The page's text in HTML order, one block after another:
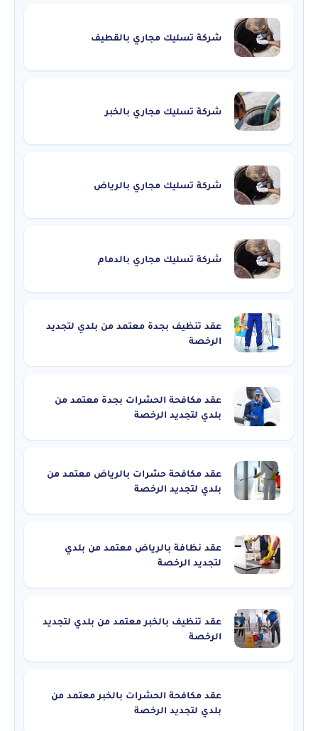
شركة تسليك مجاري بالقطيف
شركة تسليك مجاري بالخبر
شركة تسليك مجاري بالرياض
شركة تسليك مجاري بالدمام
عقد تنظيف بجدة معتمد من بلدي لتجديد
الرخصة
عقد مكافحة الحشرات بجدة معتمد من
بلدي لتجديد الرخصة
عقد مكافحة حشرات بالرياض معتمد من
بلدي لتجديد الرخصة
عقد نظافة بالرياض معتمد من بلدي
لتجديد الرخصة
عقد تنظيف بالخبر معتمد من بلدي لتجديد
الرخصة
عقد مكافحة الحشرات بالخبر معتمد من
بلدي لتجديد الرخصة